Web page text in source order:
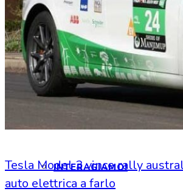
CHI SIAMO
CHI SIAMO
INTERAGIAMO!
Tesla Model 3 vince rally
auto elettrica a farlo